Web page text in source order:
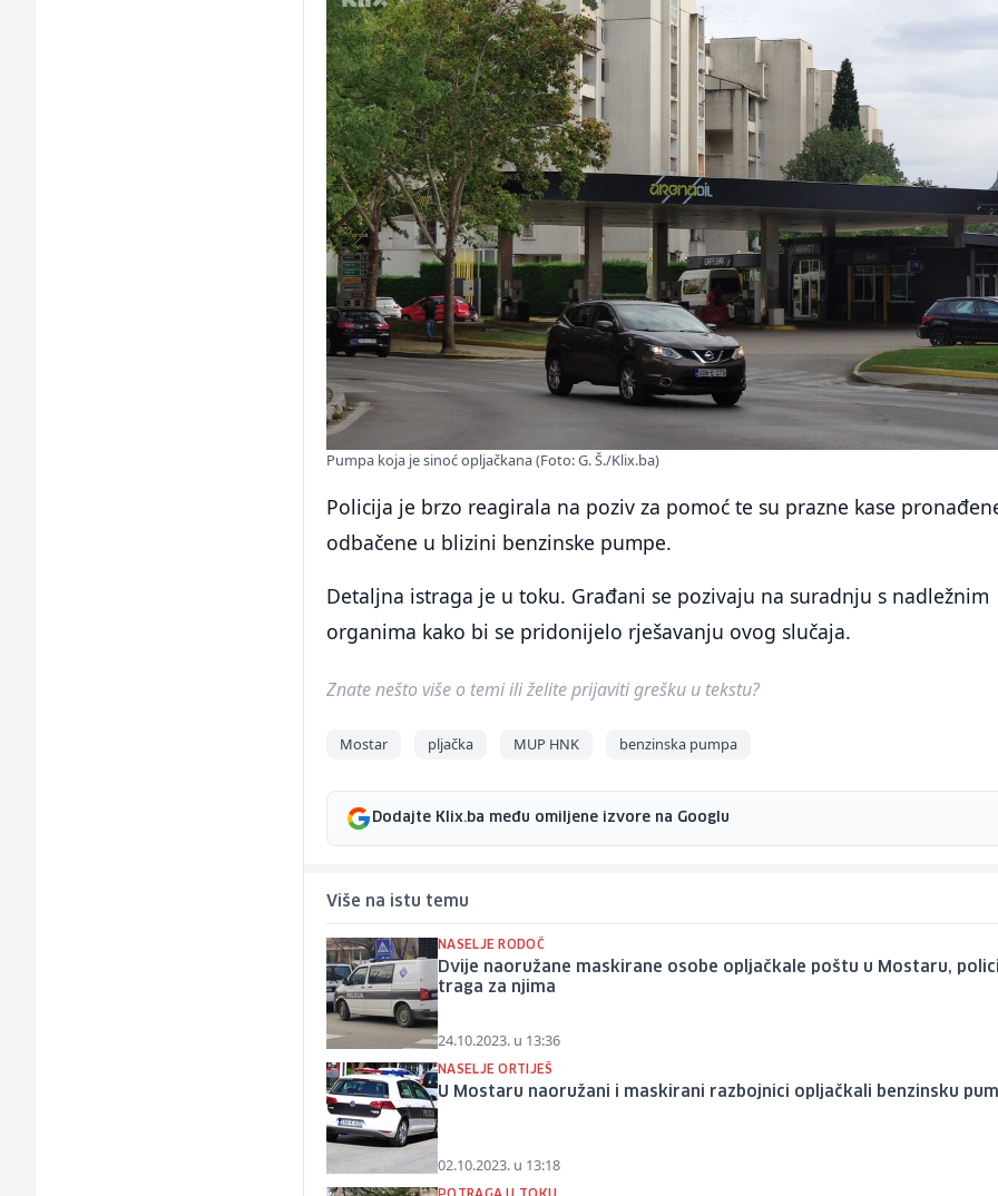
Pumpa koja je sinoć opljačkana (Foto: G. Š./Klix.ba)
Policija je brzo reagirala na poziv za pomoć te su prazne kase
odbačene u blizini benzinske pumpe.
Detaljna istraga je u toku. Građani se pozivaju na suradnju s nadležnim
organima kako bi se pridonijelo rješavanju ovog slučaja.
Znate nešto više o temi ili želite prijaviti grešku u tekstu?
Mostar pljačka MUP HNK benzinska pumpa
Dodajte Klix.ba među omiljene izvore na Googlu
Više na istu temu
NASELJE RODOČ
Dvije naoružane maskirane osobe opljačkale poštu u Mostaru,
traga za njima
24.10.2023. u 13:36
NASELJE ORTIJEŠ
U Mostaru naoružani i maskirani razbojnici opljačkali benzinsku
02.10.2023. u 13:18